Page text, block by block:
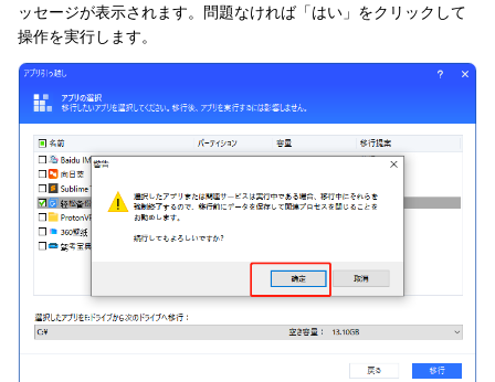
ッセージが表示されます。問題なければ「はい」をクリックして
操作を実行します。